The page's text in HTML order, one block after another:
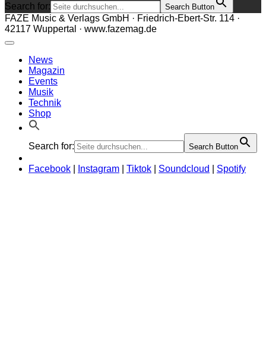
Search for:
Search Button
FAZE Music & Verlags GmbH · Friedrich-Ebert-Str. 114 ·
42117 Wuppertal · www.fazemag.de
News
Magazin
Events
Musik
Technik
Shop
Search for: Search Button
Facebook Instagram Tiktok Soundcloud Spotify